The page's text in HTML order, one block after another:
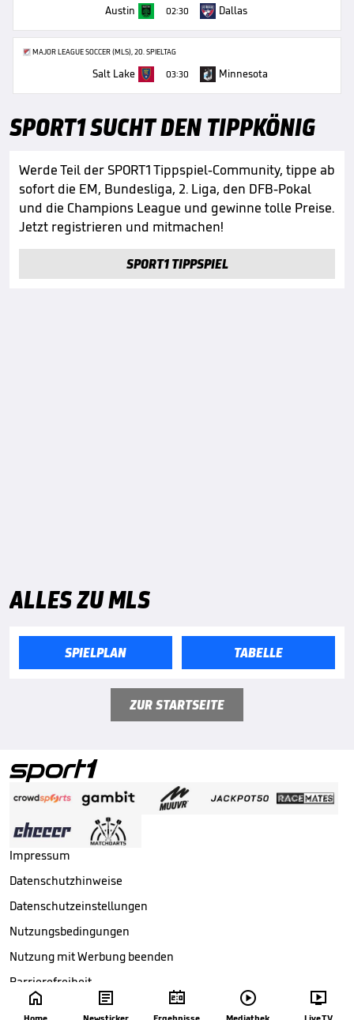
Austin 02:30 Dallas
MAJOR LEAGUE SOCCER (MLS), 20. SPIELTAG
Salt Lake 03:30 Minnesota
SPORT1 SUCHT DEN TIPPKÖNIG
Werde Teil der SPORT1 Tippspiel-Community, tippe ab
sofort die EM, Bundesliga, 2. Liga, den DFB-Pokal
und die Champions League und gewinne tolle Preise.
Jetzt registrieren und mitmachen!
SPORT1 TIPPSPIEL
ALLES ZU MLS
SPIELPLAN TABELLE
    
ZUR STARTSEITE
Impressum
Datenschutzhinweise
Datenschutzeinstellungen
Nutzungsbedingungen
Nutzung mit Werbung beenden
Barrierefreiheit
Copyright © Sport1 GmbH. Alle Rechte vorbehalten.